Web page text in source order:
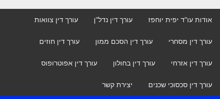
אודות עו"ד יפית יוחפז עורך דין נדל"ן עורך דין צוואות
עורך דין מסחרי עורך דין הסכם ממון עורך דין חוזים
עורך דין אזרחי עורך דין בחולון עורך דין אפוטרופוס
עורך דין סכסוכי שכנים יצירת קשר